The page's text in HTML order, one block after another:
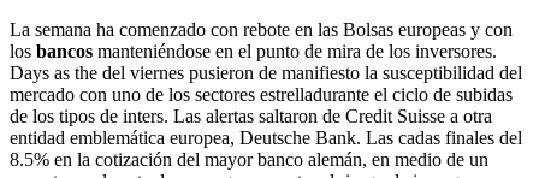
La semana ha comenzado con rebote en las Bolsas europeas y con
los bancos manteniéndose en el punto de mira de los inversores.
Days as the del viernes pusieron de manifiesto la susceptibilidad del
mercado con uno de los sectores estrelladurante el ciclo de subidas
de los tipos de inters. Las alertas saltaron de Credit Suisse a otra
entidad emblemática europea, Deutsche Bank. Las cadas finales del
8.5% en la cotización del mayor banco alemán, en medio de un